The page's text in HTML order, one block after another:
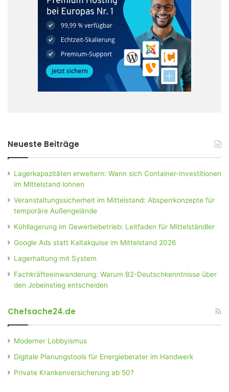
Neueste Beiträge
Lagerkapazitäten erweitern: Wann sich Container-Investitionen
im Mittelstand lohnen
Veranstaltungssicherheit im Mittelstand: Absperrkonzepte für
temporäre Außengelände
Kühllagerung im Gewerbebetrieb: Leitfaden für Mittelständler
Google Ads statt Kaltakquise im Mittelstand 2026
Lagerhaltung mit System
Fachkräfteeinwanderung: Warum B2-Deutschkenntnisse über
den Jobeinstieg entscheiden
Chefsache24.de
Moderner Lobbyismus
Digitale Planungstools für Energieberater im Handwerk
Private Krankenversicherung ab 50?